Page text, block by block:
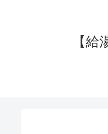
【